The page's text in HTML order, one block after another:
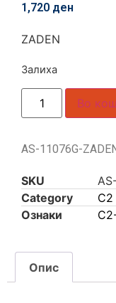
1,720 ден
ZADEN
Залиха
Во
AS-11076G-
SKU
Category
Ознаки
Опис